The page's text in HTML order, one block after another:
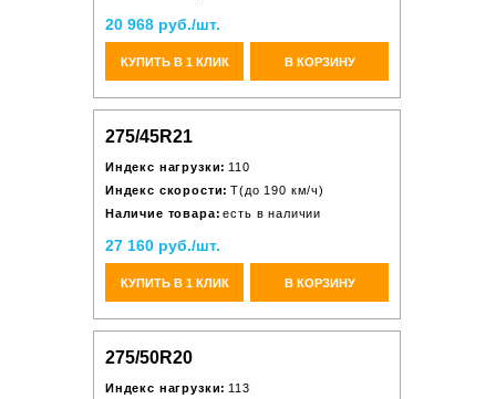
20 968 руб./шт.
КУПИТЬ В 1 КЛИК В КОРЗИНУ
275/45R21
Индекс нагрузки: 110
Индекс скорости: T(до 190 км/ч)
Наличие товара: есть в наличии
27 160 руб./шт.
КУПИТЬ В 1 КЛИК В КОРЗИНУ
275/50R20
Индекс нагрузки: 113